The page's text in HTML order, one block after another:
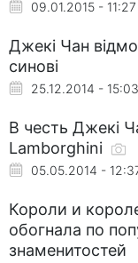
09.01.2015 - 11:27
Джекі Чан
синові
25.12.2014 - 15:03
В честь Джекі
Lamborghini
05.05.2014 -
Короли и
обогнала по
знаменитостей